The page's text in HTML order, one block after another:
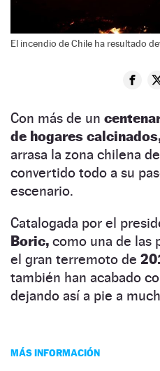
El incendio de Chile ha resultado
Con más de un
de hogares
arrasa la zona chilena de
convertido todo a su
escenario.
Catalogada por el
Boric, como una de las
el gran terremoto de
también han acabado
dejando así a pie a
MÁS INFORMACIÓN